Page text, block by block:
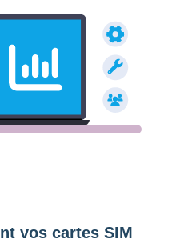
vos cartes SIM